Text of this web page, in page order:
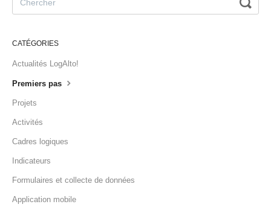
CATÉGORIES
Actualités LogAlto!
Premiers pas
Projets
Activités
Cadres logiques
Indicateurs
Formulaires et collecte de données
Application mobile